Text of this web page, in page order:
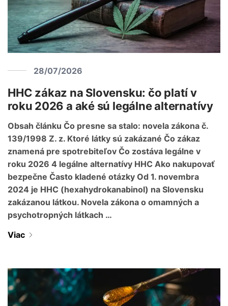
28/07/2026
HHC zákaz na Slovensku: čo platí v
roku 2026 a aké sú legálne alternatívy
Obsah článku Čo presne sa stalo: novela zákona č.
139/1998 Z. z. Ktoré látky sú zakázané Čo zákaz
znamená pre spotrebiteľov Čo zostáva legálne v
roku 2026 4 legálne alternatívy HHC Ako nakupovať
bezpečne Často kladené otázky Od 1. novembra
2024 je HHC (hexahydrokanabinol) na Slovensku
zakázanou látkou. Novela zákona o omamných a
psychotropných látkach …
Viac